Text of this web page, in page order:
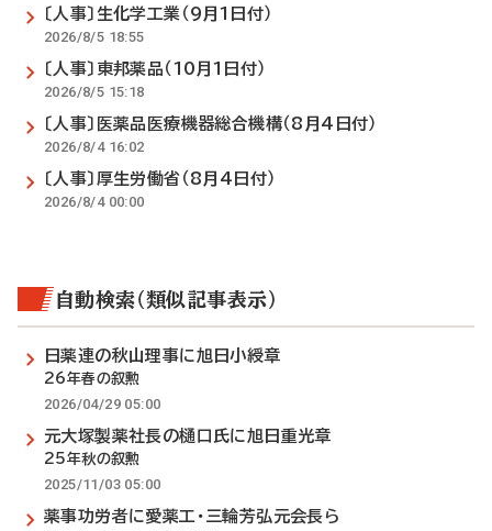
〔人事〕生化学工業（9月1日付）
2026/8/5 18:55
〔人事〕東邦薬品（10月1日付）
2026/8/5 15:18
〔人事〕医薬品医療機器総合機構（8月4日付）
2026/8/4 16:02
〔人事〕厚生労働省（8月4日付）
2026/8/4 00:00
自動検索（類似記事表示）
日薬連の秋山理事に旭日小綬章
26年春の叙勲
2026/04/29 05:00
元大塚製薬社長の樋口氏に旭日重光章
25年秋の叙勲
2025/11/03 05:00
薬事功労者に愛薬工・三輪芳弘元会長ら